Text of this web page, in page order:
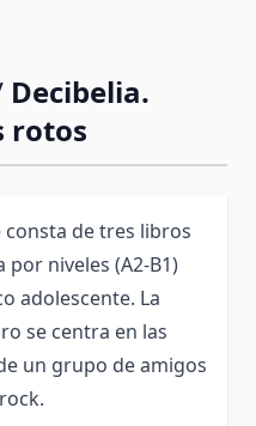
Decibelia.
rotos
de tres libros
niveles (A2-B1)
adolescente. La
se centra en las
un grupo de amigos